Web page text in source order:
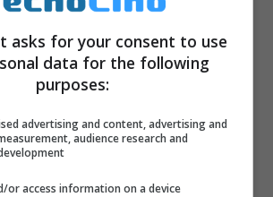
di Tecnozoom
asks for your consent to use
data for the following
purposes:
advertising and content, advertising and
audience research and
or access information on a device